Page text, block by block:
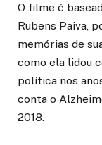
O filme é
Rubens Paiva,
memórias de
como ela lidou
política nos
conta o
2018.